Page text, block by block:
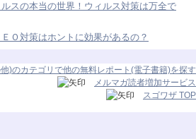
スの本当の世界！ウィルス対策は万全で
Ｏ対策はホントに効果があるの？
)のカテゴリで他の無料レポート(電子書籍)を探す
メルマガ読者増加サービス
スゴワザ TOP